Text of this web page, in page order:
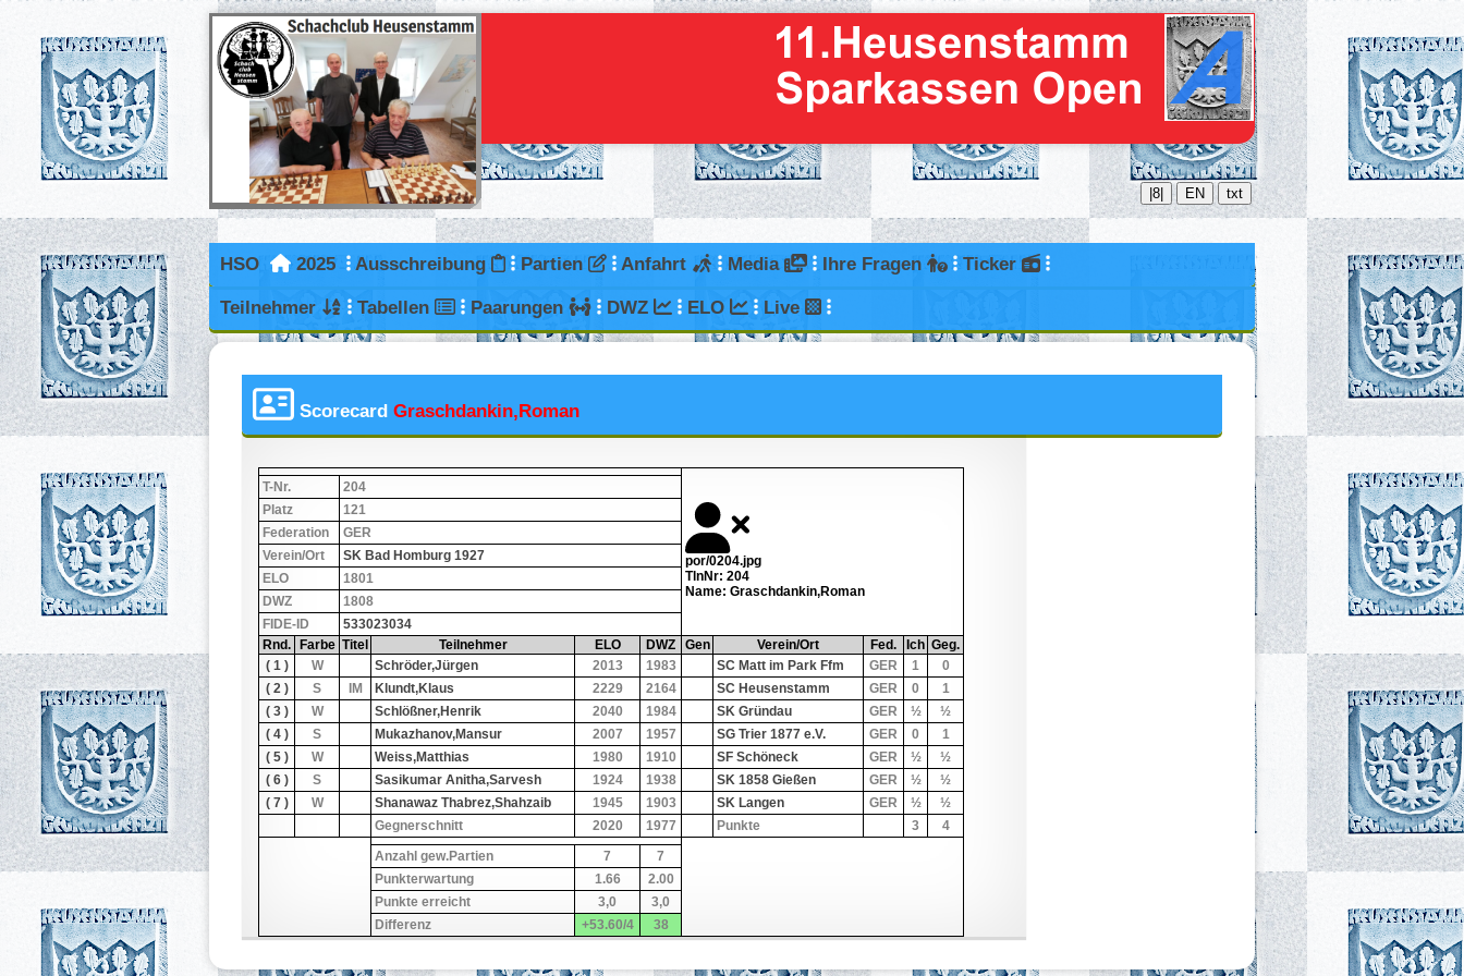
|8| EN txt
HSO 2025 Ausschreibung Partien Anfahrt Media Ihre Fragen Ticker
Teilnehmer Tabellen Paarungen DWZ ELO Live
Scorecard Graschdankin,Roman
por/0204.jpg
TlnNr: 204
Name: Graschdankin,Roman
T-Nr.
204
Platz
121
Federation
GER
Verein/Ort
SK Bad Homburg 1927
ELO
1801
DWZ
1808
FIDE-ID
533023034
Rnd. Farbe Titel Teilnehmer ELO DWZ Gen Verein/Ort Fed. Ich Geg.
( 1 )
W Schröder,Jürgen 2013 1983 SC Matt im Park Ffm GER 1
0
( 2 )
S IM Klundt,Klaus 2229 2164 SC Heusenstamm GER 0
1
( 3 )
W Schlößner,Henrik 2040 1984 SK Gründau GER ½
½
( 4 )
S Mukazhanov,Mansur 2007 1957 SG Trier 1877 e.V. GER 0
1
( 5 )
W Weiss,Matthias 1980 1910 SF Schöneck GER ½
½
( 6 )
S Sasikumar Anitha,Sarvesh 1924 1938 SK 1858 Gießen GER ½
½
( 7 )
W Shanawaz Thabrez,Shahzaib 1945 1903 SK Langen GER ½
½
Gegnerschnitt
2020 1977 Punkte 3
4
Anzahl gew.Partien
7
7
Punkterwartung
1.66
2.00
Punkte erreicht
3,0
3,0
Differenz
+53.60/4 38